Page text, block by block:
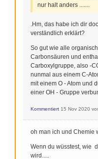
nur halt anders .......
.Hm, das habe ich dir
verständlich erklärt?
So gut wie alle
Carbonsäuren und
Carboxylgruppe, also -
nunmal aus einem C-
mit einem O - Atom und
einer OH - Gruppe
Kommentiert 15 Nov 2020
oh man ich und Chemie
Wenn du wüsstest, wie
wird.....